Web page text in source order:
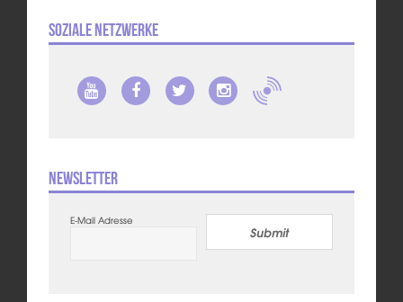
Soziale Netzwerke
Newsletter
E-Mail Adresse
Submit